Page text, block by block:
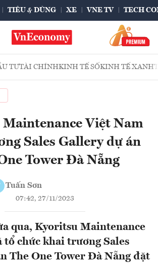
TIÊU & DÙNG XE VNE TV TECH
TƯTÀI CHÍNHKINH TẾ SỐKINH TẾ XANH
Việt Nam
Sales Gallery dự án
Tower Đà Nẵng
Tuấn Sơn
07:42, 27/11/2023
qua, Kyoritsu Maintenance
tổ chức khai trương Sales
The One Tower Đà Nẵng đặt